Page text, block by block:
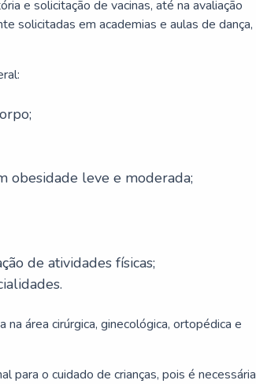
e solicitação de vacinas, até na avaliação
solicitadas em academias e aulas de dança,
obesidade leve e moderada;
de atividades físicas;
área cirúrgica, ginecológica, ortopédica e
para o cuidado de crianças, pois é necessária